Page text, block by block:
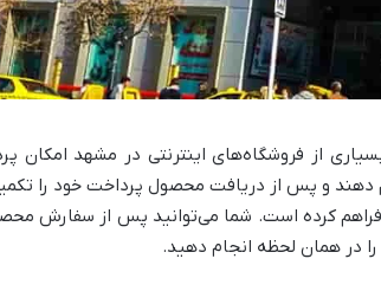
از فروشگاه‌های اینترنتی در مشهد امکان
دهند و پس از دریافت محصول پرداخت خود را
کرده است. شما می‌توانید پس از سفارش
در همان لحظه انجام دهید.